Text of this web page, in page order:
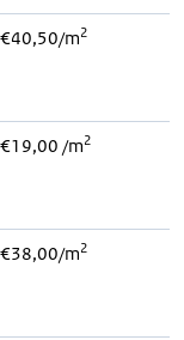
€40,50/m2
€19,00 /m2
€38,00/m2